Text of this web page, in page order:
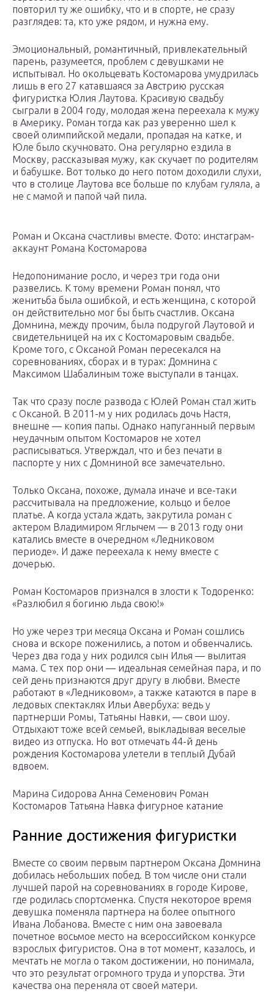
повторил ту же ошибку, что и в спорте, не сразу
разглядев: та, кто уже рядом, и нужна ему.
Эмоциональный, романтичный, привлекательный
парень, разумеется, проблем с девушками не
испытывал. Но окольцевать Костомарова умудрилась
лишь в его 27 катавшаяся за Австрию русская
фигуристка Юлия Лаутова. Красивую свадьбу
сыграли в 2004 году, молодая жена переехала к мужу
в Америку. Роман тогда как раз уверенно шел к
своей олимпийской медали, пропадая на катке, и
Юле было скучновато. Она регулярно ездила в
Москву, рассказывая мужу, как скучает по родителям
и бабушке. Вот только до него потом доходили слухи,
что в столице Лаутова все больше по клубам гуляла, а
не с мамой и папой чай пила.
Роман и Оксана счастливы вместе. Фото: инстаграм-
аккаунт Романа Костомарова
Недопонимание росло, и через три года они
развелись. К тому времени Роман понял, что
женитьба была ошибкой, и есть женщина, с которой
он действительно мог бы быть счастлив. Оксана
Домнина, между прочим, была подругой Лаутовой и
свидетельницей на их с Костомаровым свадьбе.
Кроме того, с Оксаной Роман пересекался на
соревнованиях, сборах и в турах: Домнина с
Максимом Шабалиным тоже выступали в танцах.
Так что сразу после развода с Юлей Роман стал жить
с Оксаной. В 2011-м у них родилась дочь Настя,
внешне — копия папы. Однако напуганный первым
неудачным опытом Костомаров не хотел
расписываться. Утверждал, что и без печати в
паспорте у них с Домниной все замечательно.
Только Оксана, похоже, думала иначе и все-таки
рассчитывала на предложение, кольцо и белое
платье. А когда устала ждать, закрутила роман с
актером Владимиром Яглычем — в 2013 году они
катались вместе в очередном «Ледниковом
периоде». И даже переехала к нему вместе с
дочерью.
Роман Костомаров признался в злости к Тодоренко:
«Разлюбил я богиню льда свою!»
Но уже через три месяца Оксана и Роман сошлись
снова и вскоре поженились, а потом и обвенчались.
Через два года у них родился сын Илья — вылитая
мама. С тех пор они — идеальная семейная пара, и по
сей день признаются друг другу в любви. Вместе
работают в «Ледниковом», а также катаются в паре в
ледовых спектаклях Ильи Авербуха: ведь у
партнерши Ромы, Татьяны Навки, — свои шоу.
Отдыхают тоже всей семьей, выкладывая веселые
видео из отпуска. Но вот отмечать 44-й день
рождения Костомарова улетели в теплый Дубай
вдвоем.
Марина Сидорова Анна Семенович Роман
Костомаров Татьяна Навка фигурное катание
Ранние достижения фигуристки
Вместе со своим первым партнером Оксана Домнина
добилась небольших побед. В том числе они стали
лучшей парой на соревнованиях в городе Кирове,
где родилась спортсменка. Спустя некоторое время
девушка поменяла партнера на более опытного
Ивана Лобанова. Вместе с ним она завоевала
почетное восьмое место на всероссийском конкурсе
взрослых фигуристов. Она в тот момент, казалось, и
мечтать не могла о таком достижении, но понимала,
что это результат огромного труда и упорства. Эти
качества она переняла от своей матери.